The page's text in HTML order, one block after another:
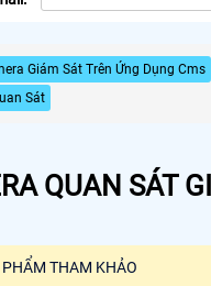
Giám Sát Trên Ứng Dụng Cms
Sát
QUAN SÁT
PHẨM THAM KHẢO